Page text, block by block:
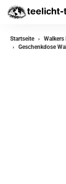
Startseite
Walkers
Geschenkdose